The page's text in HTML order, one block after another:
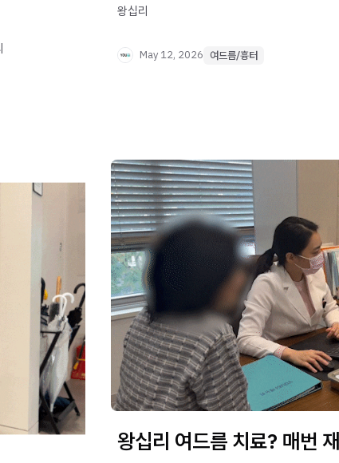
왕십리
May 12, 2026 여드름/흉터
왕십리 여드름 치료? 매번